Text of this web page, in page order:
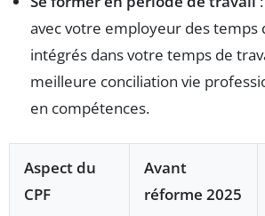
avec votre employeur des temps
intégrés dans votre temps de
meilleure conciliation vie
en compétences.
Aspect du
CPF
Avant
réforme 2025